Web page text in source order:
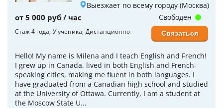
Выезжает по всему городу (Москва)
от 5 000 руб / час
Стаж 4 года У ученика Дистанционно
Hello! My name is Milena and I teach English and French!
I grew up in Canada, lived in both English and French-
speaking cities, making me fluent in both languages. I
have graduated from a Canadian high school and studied
at the University of Ottawa. Currently, I am a student at
the Moscow State U...
Свободен
Связаться